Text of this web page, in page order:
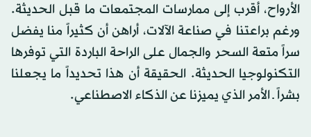
الأرواح، أقرب إلى ممارسات المجتمعات ما قبل الحديثة.
ورغم براعتنا في صناعة الآلات، أراهن أن كثيراً منا يفضل
سراً متعة السحر والجمال على الراحة الباردة التي توفرها
التكنولوجيا الحديثة. الحقيقة أن هذا تحديداً ما يجعلنا
بشراً ـ الأمر الذي يميزنا عن الذكاء الاصطناعي.